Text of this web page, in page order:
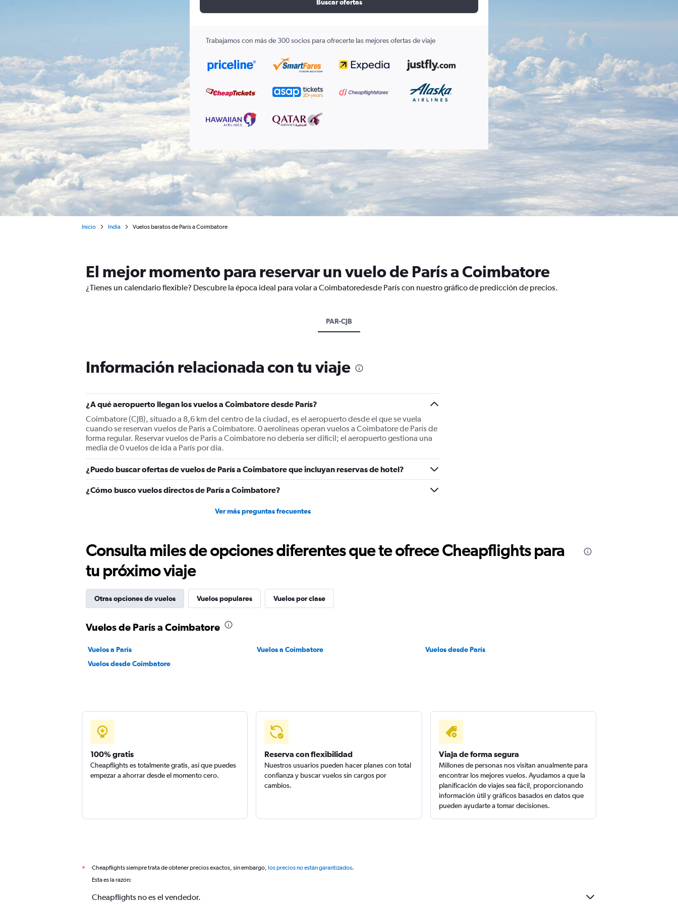
Buscar ofertas
Trabajamos con más de 300 socios para ofrecerte las mejores ofertas de viaje
Inicio India Vuelos baratos de París a Coimbatore
El mejor momento para reservar un vuelo de París a Coimbatore
¿Tienes un calendario flexible? Descubre la época ideal para volar a Coimbatoredesde París con nuestro gráfico de predicción de precios.
PAR-CJB
Información relacionada con tu viaje
¿A qué aeropuerto llegan los vuelos a Coimbatore desde París?
Coimbatore (CJB), situado a 8,6 km del centro de la ciudad, es el aeropuerto desde el que se vuela
cuando se reservan vuelos de París a Coimbatore. 0 aerolíneas operan vuelos a Coimbatore de París de
forma regular. Reservar vuelos de París a Coimbatore no debería ser difícil; el aeropuerto gestiona una
media de 0 vuelos de ida a París por día.
¿Puedo buscar ofertas de vuelos de París a Coimbatore que incluyan reservas de hotel?
¿Cómo busco vuelos directos de París a Coimbatore?
Ver más preguntas frecuentes
Consulta miles de opciones diferentes que te ofrece Cheapflights para
tu próximo viaje
Otras opciones de vuelos Vuelos populares Vuelos por clase
Vuelos de París a Coimbatore
Vuelos a París Vuelos a Coimbatore
Vuelos desde París
Vuelos desde Coimbatore
100% gratis
Cheapflights es totalmente gratis, así que puedes
empezar a ahorrar desde el momento cero.
Reserva con flexibilidad
Nuestros usuarios pueden hacer planes con total
confianza y buscar vuelos sin cargos por
cambios.
Viaja de forma segura
Millones de personas nos visitan anualmente para
encontrar los mejores vuelos. Ayudamos a que la
planificación de viajes sea fácil, proporcionando
información útil y gráficos basados en datos que
pueden ayudarte a tomar decisiones.
* Cheapflights siempre trata de obtener precios exactos, sin embargo, los precios no están garantizados.
Esta es la razón:
Cheapflights no es el vendedor.